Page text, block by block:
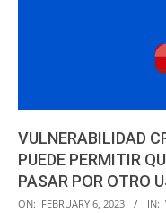
VULNERABILIDAD
PUEDE PERMITIR
PASAR POR OTRO
2023-
ON: FEBRUARY 6, 2023 IN: